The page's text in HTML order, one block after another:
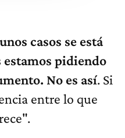
casos se está
pidiendo
No es así. Si
entre lo que